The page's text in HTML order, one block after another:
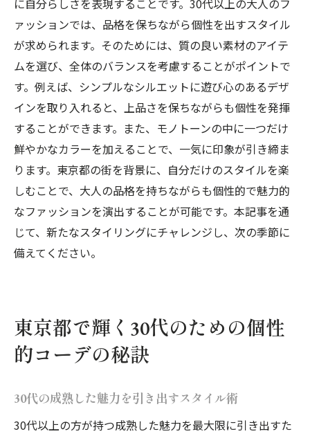
ァッションでは、品格を保ちながら個性を出すスタイル
が求められます。そのためには、質の良い素材のアイテ
ムを選び、全体のバランスを考慮することがポイントで
す。例えば、シンプルなシルエットに遊び心のあるデザ
インを取り入れると、上品さを保ちながらも個性を発揮
することができます。また、モノトーンの中に一つだけ
鮮やかなカラーを加えることで、一気に印象が引き締ま
ります。東京都の街を背景に、自分だけのスタイルを楽
しむことで、大人の品格を持ちながらも個性的で魅力的
なファッションを演出することが可能です。本記事を通
じて、新たなスタイリングにチャレンジし、次の季節に
備えてください。
東京都で輝く30代のための個性
的コーデの秘訣
30代の成熟した魅力を引き出すスタイル術
30代以上の方が持つ成熟した魅力を最大限に引き出すた